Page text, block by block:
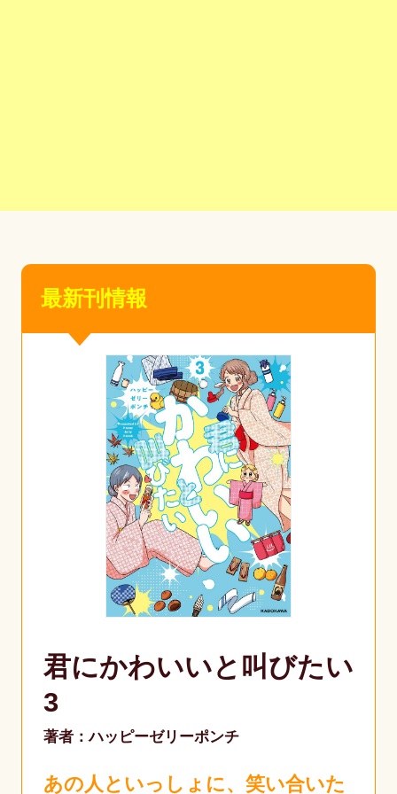
最新刊情報
君にかわいいと叫びたい
3
著者：ハッピーゼリーポンチ
あの人といっしょに、笑い合いた